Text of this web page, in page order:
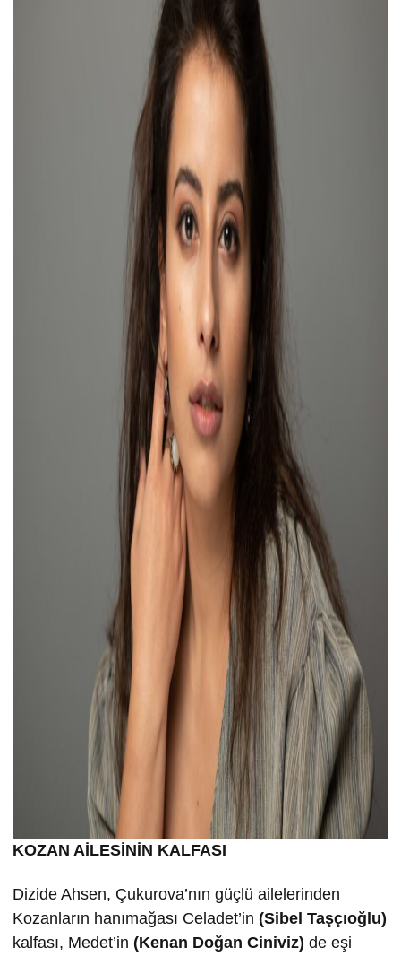
KOZAN AİLESİNİN KALFASI
Dizide Ahsen, Çukurova’nın güçlü ailelerinden
Kozanların hanımağası Celadet’in (Sibel Taşçıoğlu)
kalfası, Medet’in (Kenan Doğan Ciniviz) de eşi